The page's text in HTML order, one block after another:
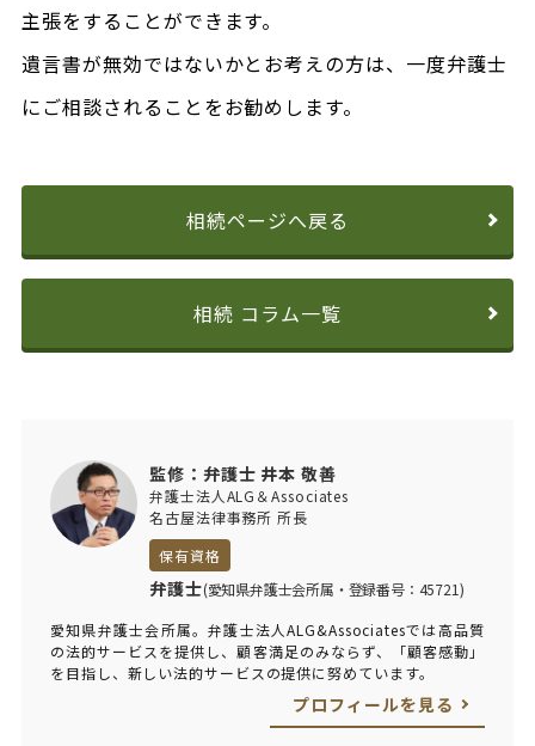
主張をすることができます。
遺言書が無効ではないかとお考えの方は、一度弁護士
にご相談されることをお勧めします。
相続ページへ戻る
相続 コラム一覧
監修：弁護士 井本 敬善
弁護士法人ALG＆Associates
名古屋法律事務所 所長
保有資格
弁護士(愛知県弁護士会所属・登録番号：45721)
愛知県弁護士会所属。弁護士法人ALG&Associatesでは高品質
の法的サービスを提供し、顧客満足のみならず、「顧客感動」
を目指し、新しい法的サービスの提供に努めています。
プロフィールを見る